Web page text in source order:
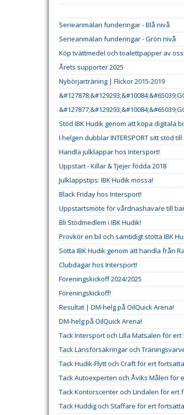
Serieanmälan funderingar - Blå nivå
Serieanmälan funderingar - Grön nivå
Köp tvättmedel och toalettpapper av oss!
Årets supporter 2025
Nybörjarträning | Flickor 2015-2019
Stöd IBK Hudik genom att köpa digitala
I helgen dubblar INTERSPORT sitt stöd
Handla julklappar hos Intersport!
Uppstart - Killar & Tjejer födda 2018
Julklappstips: IBK Hudik mössa!
Black Friday hos Intersport!
Uppstartsmöte för vårdnashavare till
Bli Stödmedlem i IBK Hudik!
Provkör en bil och samtidigt stötta IBK
Sötta IBK Hudik genom att handla från
Clubdagar hos Intersport!
Föreningskickoff 2024/2025
Föreningskickoff!
Resultat | DM-helg på OilQuick Arena!
DM-helg på OilQuick Arena!
Tack Intersport och Lilla Matsalen för
Tack Länsförsäkringar och
Tack Hudik-Flytt och Craft för ert
Tack Autoexperten och Åviks Måleri för
Tack Kontorscenter och Lindalen för ert
Tack Huddig och Staffare för ert